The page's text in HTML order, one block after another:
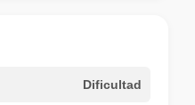
Dificultad